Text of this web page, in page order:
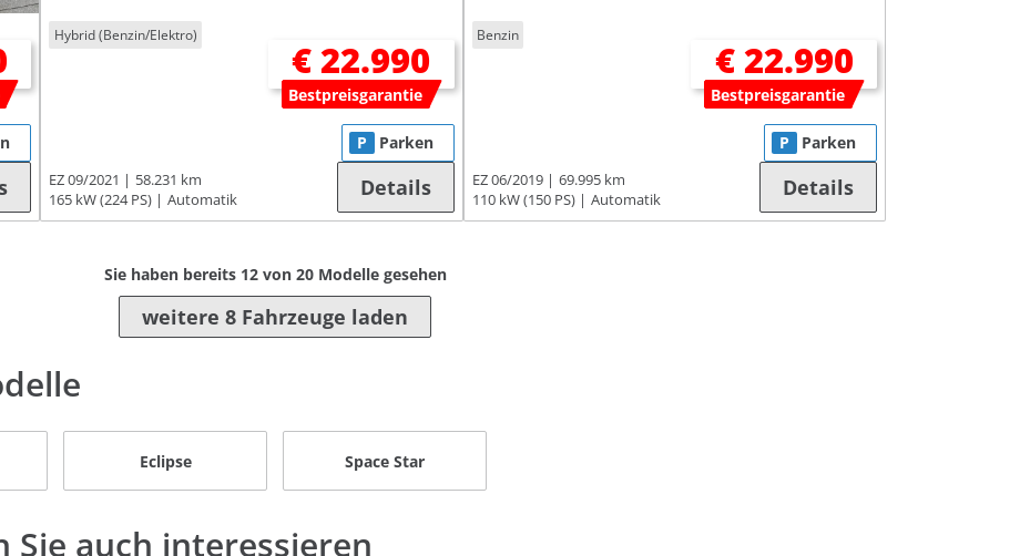
Hybrid (Benzin/Elektro)
€ 22.990
Bestpreisgarantie
EZ 09/2021
58.231 km
165 kW (224 PS)
Automatik
P Parken
Details
Benzin
€ 22.990
Bestpreisgarantie
EZ 06/2019
69.995 km
110 kW (150 PS)
Automatik
P Parken
Details
Sie haben bereits 12von 20Modelle gesehen
weitere 8 Fahrzeuge laden
Eclipse Space Star
Sie auch interessieren